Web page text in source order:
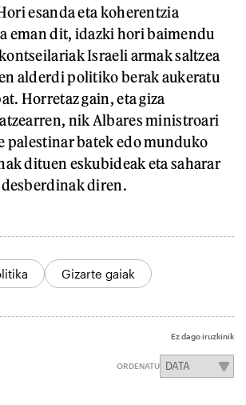
esanda eta koherentzia
eman dit, idazki hori baimendu
Israeli armak saltzea
alderdi politiko berak aukeratu
Horretaz gain, eta giza
nik Albares ministroari
palestinar batek edo munduko
dituen eskubideak eta saharar
diren.
Gizarte gaiak
Ez dago iruzkinik
ORDENATU